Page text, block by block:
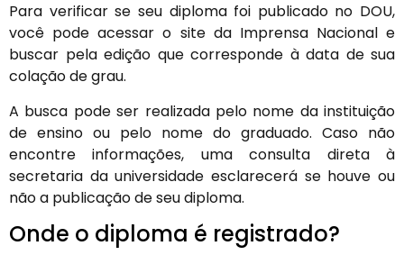
Para verificar se seu diploma foi publicado no DOU,
você pode acessar o site da Imprensa Nacional e
buscar pela edição que corresponde à data de sua
colação de grau.
A busca pode ser realizada pelo nome da instituição
de ensino ou pelo nome do graduado. Caso não
encontre informações, uma consulta direta à
secretaria da universidade esclarecerá se houve ou
não a publicação de seu diploma.
Onde o diploma é registrado?